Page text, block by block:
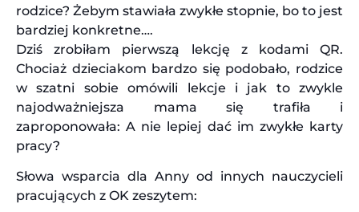
rodzice? Żebym stawiała zwykłe stopnie, bo to jest
bardziej konkretne….
Dziś zrobiłam pierwszą lekcję z kodami QR.
Chociaż dzieciakom bardzo się podobało, rodzice
w szatni sobie omówili lekcje i jak to zwykle
najodważniejsza mama się trafiła i
zaproponowała: A nie lepiej dać im zwykłe karty
pracy?
Słowa wsparcia dla Anny od innych nauczycieli
pracujących z OK zeszytem: